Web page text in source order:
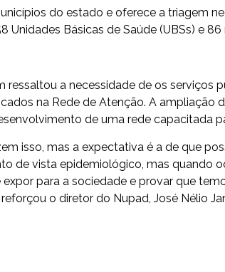
do estado e oferece a triagem
Unidades Básicas de Saúde (UBSs) e
a necessidade de os serviços
na Rede de Atenção. A ampliação
de uma rede capacitada
isso, mas a expectativa é a de que
de vista epidemiológico, mas quando
para a sociedade e provar que
o diretor do Nupad, José Nélio